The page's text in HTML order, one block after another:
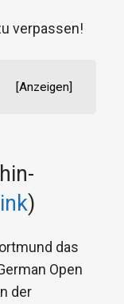
verpassen!
[Anzeigen]
)
das
Open
der